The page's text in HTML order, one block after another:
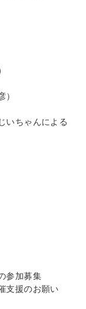
ちゃんによる
参加募集
支援のお願い